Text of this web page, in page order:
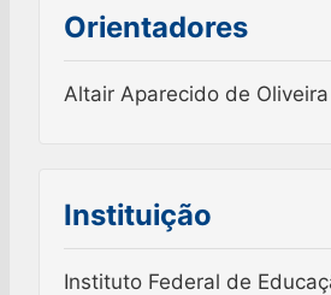
Orientadores
Altair Aparecido de
Instituição
Instituto Federal de